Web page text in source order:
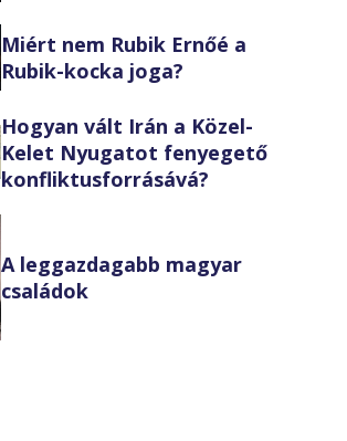
Miért nem Rubik Ernőé a
Rubik-kocka joga?
Hogyan vált Irán a Közel-
Kelet Nyugatot fenyegető
konfliktusforrásává?
A leggazdagabb magyar
családok